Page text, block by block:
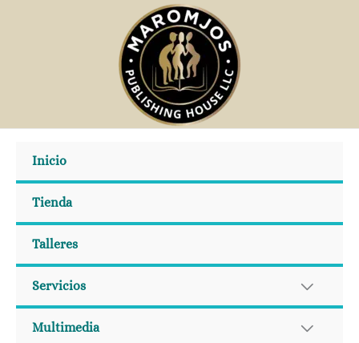
Inicio
Tienda
Talleres
Servicios
Multimedia